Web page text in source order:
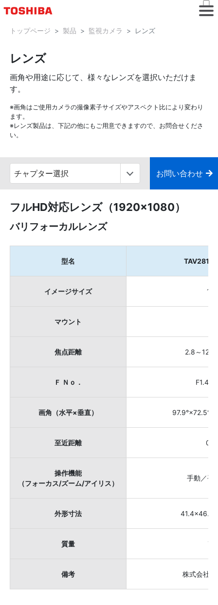
トップページ 製品 監視カメラ レンズ
レンズ
画角や用途に応じて、様々なレンズを選択いただけま
す。
※画角はご使用カメラの撮像素子サイズやアスペクト比により変わり
ます。
※レンズ製品は、下記の他にもご用意できますので、お問合せくださ
い。
お問い合わせ
フルHD対応レンズ（1920×1080）
バリフォーカルレンズ
型名
イメージサイズ 1
マウント
焦点距離 2.8～
Ｆ Ｎｏ． F1.4
画角（水平×垂直） 97.9°×72.5°
至近距離
操作機能
（フォーカス/ズーム/アイリス）
手動／手
外形寸法
質量
備考 株式会社